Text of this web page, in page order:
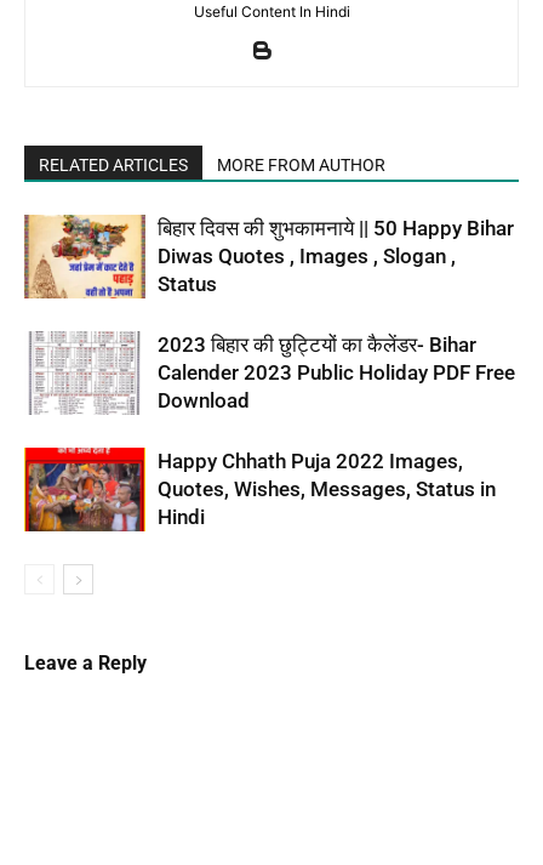
Useful Content In Hindi
RELATED ARTICLES MORE FROM AUTHOR
बिहार दिवस की शुभकामनाये || 50 Happy Bihar
Diwas Quotes , Images , Slogan ,
Status
2023 बिहार की छुट्टियों का कैलेंडर- Bihar
Calender 2023 Public Holiday PDF Free
Download
Happy Chhath Puja 2022 Images,
Quotes, Wishes, Messages, Status in
Hindi
Leave a Reply